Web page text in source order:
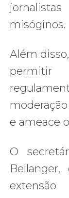
misóginos.
Além
e ameace
O